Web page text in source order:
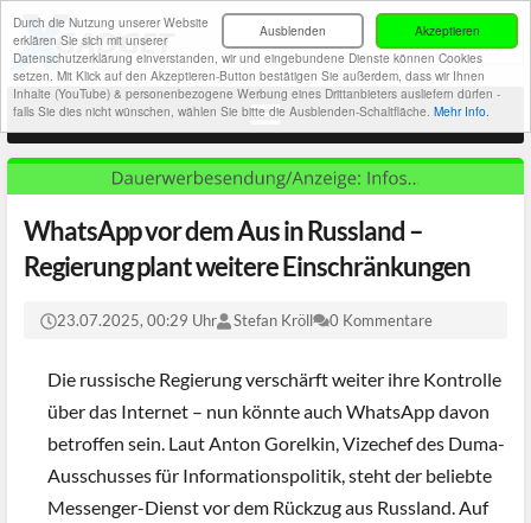
Akzeptieren
Ausblenden
Durch die Nutzung unserer Website
erklären Sie sich mit unserer
Datenschutzerklärung einverstanden, wir und eingebundene Dienste können Cookies
setzen. Mit Klick auf den Akzeptieren-Button bestätigen Sie außerdem, dass wir Ihnen
Inhalte (YouTube) & personenbezogene Werbung eines Drittanbieters ausliefern dürfen -
falls Sie dies nicht wünschen, wählen Sie bitte die Ausblenden-Schaltfläche. Mehr Info.
WhatsApp vor dem Aus in Russland –
Regierung plant weitere Einschränkungen
23.07.2025, 00:29 Uhr Stefan Kröll 0 Kommentare
Die russische Regierung verschärft weiter ihre Kontrolle
über das Internet – nun könnte auch WhatsApp davon
betroffen sein. Laut Anton Gorelkin, Vizechef des Duma-
Ausschusses für Informationspolitik, steht der beliebte
Messenger-Dienst vor dem Rückzug aus Russland. Auf